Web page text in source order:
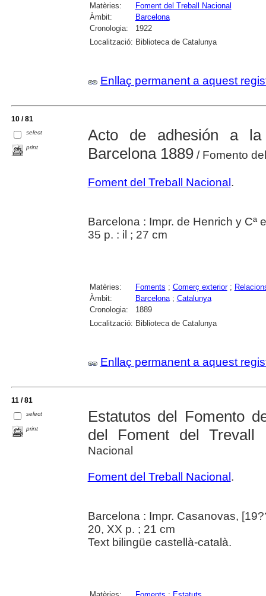
Matèries:
Foment del Treball Nacional
Àmbit:
Barcelona
Cronologia:
1922
Localització: Biblioteca de Catalunya
Enllaç permanent a aquest
10 / 81
select
print
Acto de adhesión a la
Barcelona 1889/ Fomento
Foment del Treball Nacional .
Barcelona : Impr. de Henrich y Cª
35 p. : il ; 27 cm
Matèries: Foments ; Comerç exterior;
Àmbit:
Barcelona; Catalunya
Cronologia:
1889
Localització: Biblioteca de Catalunya
Enllaç permanent a aquest
11 / 81
select
print
Estatutos del Fomento
del Foment del Trevall
Nacional
Foment del Treball Nacional .
Barcelona : Impr. Casanovas,
20, XX p. ; 21 cm
Text bilingüe castellà-català.